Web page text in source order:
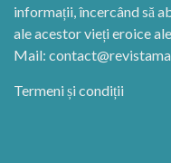
informații, încercând să
ale acestor vieți eroice
Mail:
Termeni și condiții